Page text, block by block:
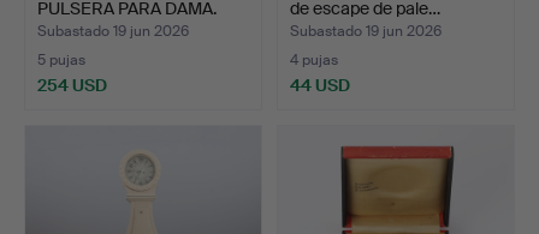
PULSERA PARA DAMA.
Caja en …
Subastado 19 jun 2026
5 pujas
254 USD
de escape de pale…
Subastado 19 jun 2026
4 pujas
44 USD